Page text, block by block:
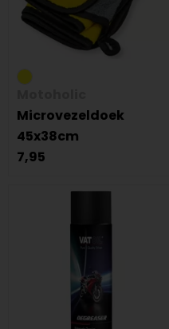
Microvezeldoek
45x38cm
7,95